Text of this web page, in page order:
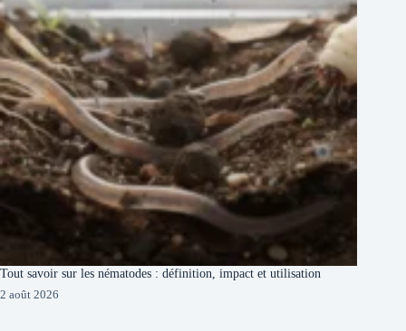
Tout savoir sur les nématodes : définition, impact et utilisation
2 août 2026